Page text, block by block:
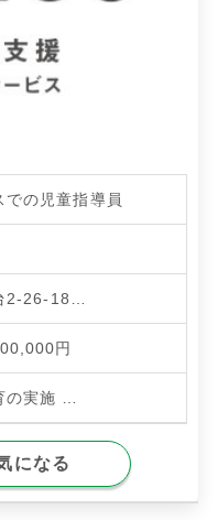
での児童指導員
2-26-18…
円
の実施
になる